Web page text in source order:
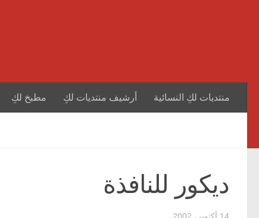
منتديات لكِ النسائية أرشيف منتديات لكِ مطبخ لكِ
ديكور للنافذة